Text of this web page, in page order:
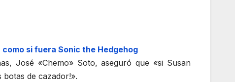
como si fuera Sonic the Hedgehog
José «Chemo» Soto, aseguró que «si Susan
botas de cazador!».